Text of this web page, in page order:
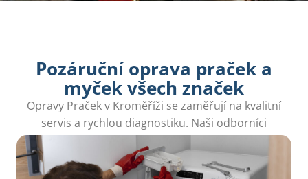
Pozáruční oprava praček a
myček všech značek
Opravy Praček v Kroměříži se zaměřují na kvalitní
servis a rychlou diagnostiku. Naši odborníci
okamžitě vyřeší jakýkoli problém s vaší pračkou.